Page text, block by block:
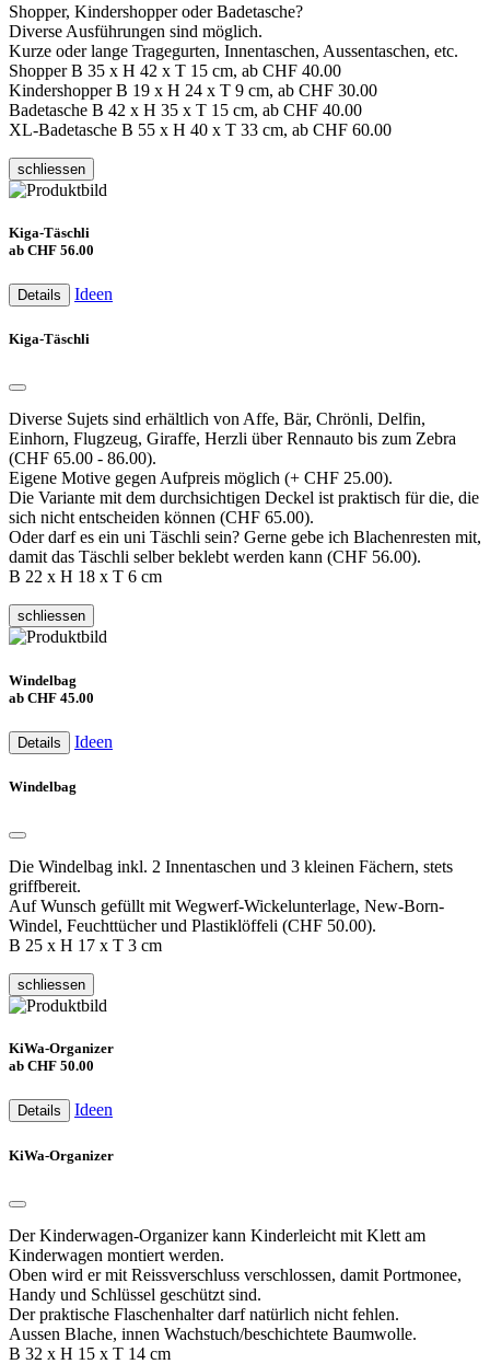
Shopper, Kindershopper oder Badetasche?
Diverse Ausführungen sind möglich.
Kurze oder lange Tragegurten, Innentaschen, Aussentaschen, etc.
Shopper B 35 x H 42 x T 15 cm, ab CHF 40.00
Kindershopper B 19 x H 24 x T 9 cm, ab CHF 30.00
Badetasche B 42 x H 35 x T 15 cm, ab CHF 40.00
XL-Badetasche B 55 x H 40 x T 33 cm, ab CHF 60.00
schliessen
Kiga-Täschli
ab CHF 56.00
Details Ideen
Kiga-Täschli
Diverse Sujets sind erhältlich von Affe, Bär, Chrönli, Delfin,
Einhorn, Flugzeug, Giraffe, Herzli über Rennauto bis zum Zebra
(CHF 65.00 - 86.00).
Eigene Motive gegen Aufpreis möglich (+ CHF 25.00).
Die Variante mit dem durchsichtigen Deckel ist praktisch für die, die
sich nicht entscheiden können (CHF 65.00).
Oder darf es ein uni Täschli sein? Gerne gebe ich Blachenresten mit,
damit das Täschli selber beklebt werden kann (CHF 56.00).
B 22 x H 18 x T 6 cm
schliessen
Windelbag
ab CHF 45.00
Details Ideen
Windelbag
Die Windelbag inkl. 2 Innentaschen und 3 kleinen Fächern, stets
griffbereit.
Auf Wunsch gefüllt mit Wegwerf-Wickelunterlage, New-Born-
Windel, Feuchttücher und Plastiklöffeli (CHF 50.00).
B 25 x H 17 x T 3 cm
schliessen
KiWa-Organizer
ab CHF 50.00
Details Ideen
KiWa-Organizer
Der Kinderwagen-Organizer kann Kinderleicht mit Klett am
Kinderwagen montiert werden.
Oben wird er mit Reissverschluss verschlossen, damit Portmonee,
Handy und Schlüssel geschützt sind.
Der praktische Flaschenhalter darf natürlich nicht fehlen.
Aussen Blache, innen Wachstuch/beschichtete Baumwolle.
B 32 x H 15 x T 14 cm